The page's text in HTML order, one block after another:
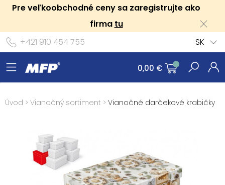
Pre veľkoobchodné ceny sa zaregistrujte ako
firma tu
+421 910 454 755
SK
0,00 €
Úvod > Vianočný sortiment > Vianočné darčekové krabičky